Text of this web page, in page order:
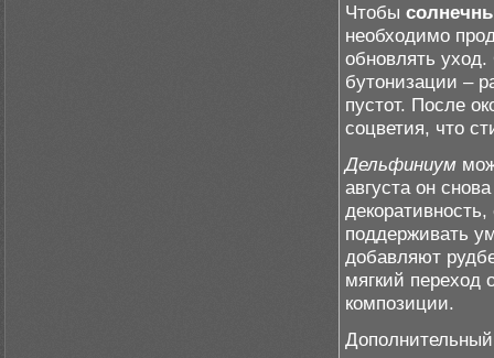
Чтобы
необходимо
обновлять
бутонизации –
пустот. После
соцветия, что
Дельфиниум
августа он
поддерживать
добавляют
мягкий переход
композиции.